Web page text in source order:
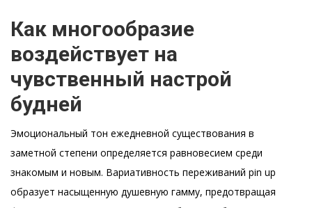
Как многообразие
воздействует на
чувственный настрой
будней
Эмоциональный тон ежедневной существования в
заметной степени определяется равновесием среди
знакомым и новым. Вариативность переживаний pin up
образует насыщенную душевную гамму, предотвращая